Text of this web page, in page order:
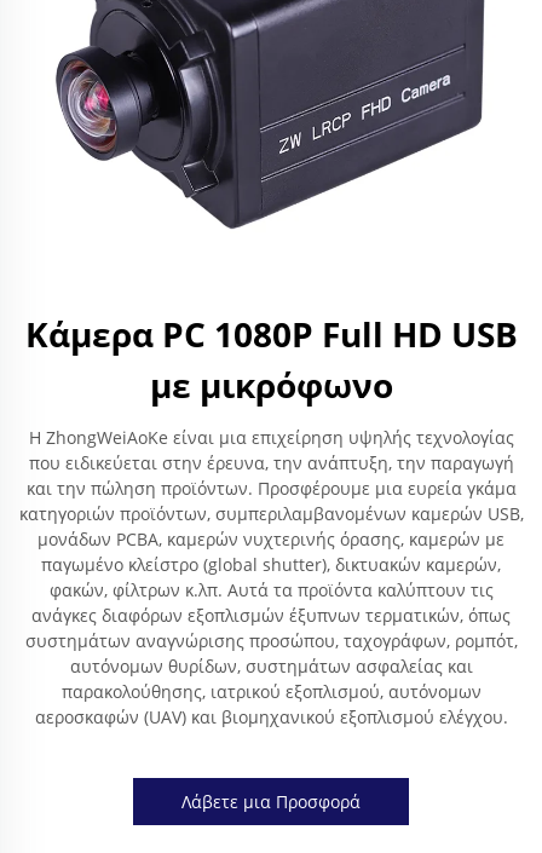
Κάμερα PC 1080P Full HD USB
με μικρόφωνο
Η ZhongWeiAoKe είναι μια επιχείρηση υψηλής τεχνολογίας
που ειδικεύεται στην έρευνα, την ανάπτυξη, την παραγωγή
και την πώληση προϊόντων. Προσφέρουμε μια ευρεία γκάμα
κατηγοριών προϊόντων, συμπεριλαμβανομένων καμερών USB,
μονάδων PCBA, καμερών νυχτερινής όρασης, καμερών με
παγωμένο κλείστρο (global shutter), δικτυακών καμερών,
φακών, φίλτρων κ.λπ. Αυτά τα προϊόντα καλύπτουν τις
ανάγκες διαφόρων εξοπλισμών έξυπνων τερματικών, όπως
συστημάτων αναγνώρισης προσώπου, ταχογράφων, ρομπότ,
αυτόνομων θυρίδων, συστημάτων ασφαλείας και
παρακολούθησης, ιατρικού εξοπλισμού, αυτόνομων
αεροσκαφών (UAV) και βιομηχανικού εξοπλισμού ελέγχου.
Λάβετε μια Προσφορά